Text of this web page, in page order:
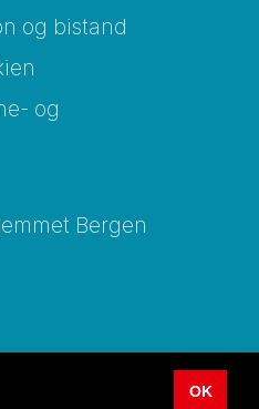
OK
og bistand
og
Bergen